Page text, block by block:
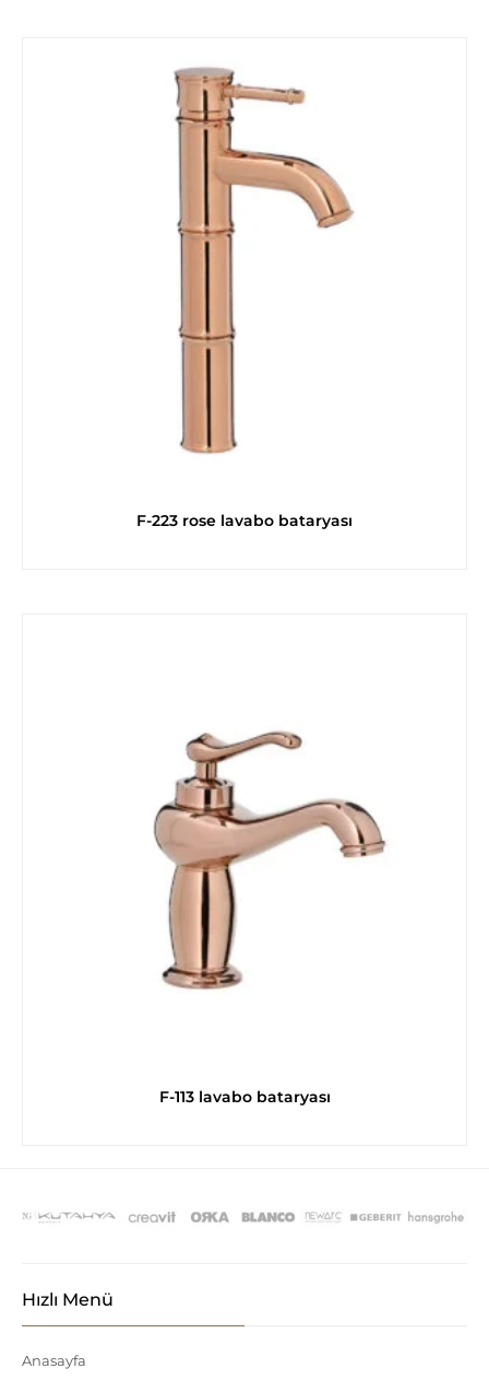
F-223 rose lavabo bataryası
F-113 lavabo bataryası
Hızlı Menü
Anasayfa